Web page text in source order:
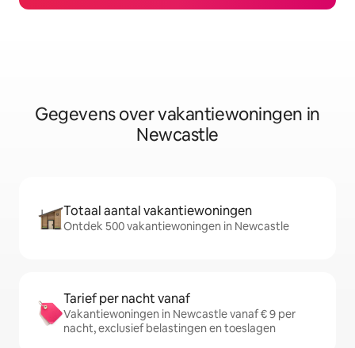
Gegevens over vakantiewoningen in
Newcastle
Totaal aantal vakantiewoningen
Ontdek 500 vakantiewoningen in Newcastle
Tarief per nacht vanaf
Vakantiewoningen in Newcastle vanaf € 9 per
nacht, exclusief belastingen en toeslagen